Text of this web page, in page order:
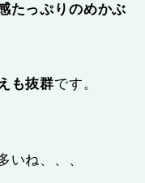
たっぷりのめかぶ
も抜群です。
いね、、、